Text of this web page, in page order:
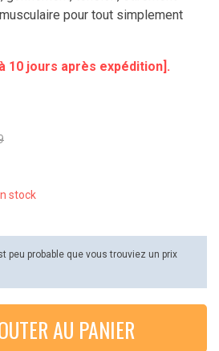
pour tout simplement
10 jours après expédition].
stock
peu probable que vous trouviez un prix
AU PANIER